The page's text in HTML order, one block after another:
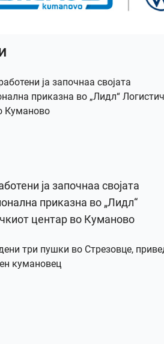
ја започнаа својата
приказна во „Лидл“
центар во Куманово